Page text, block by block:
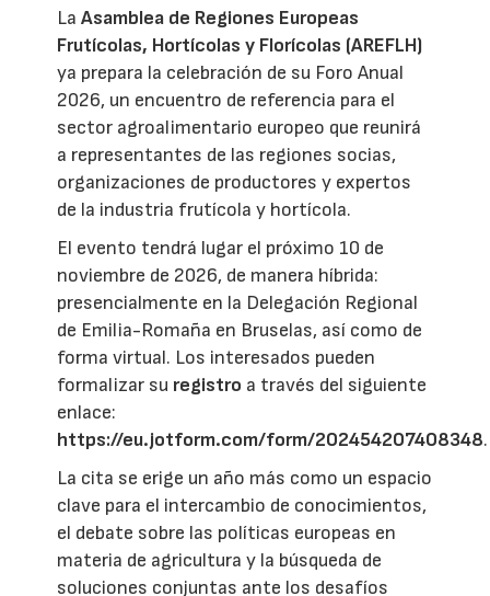
LaAsamblea de Regiones Europeas
Frutícolas, Hortícolas y Florícolas (AREFLH)
ya prepara la celebración de su Foro Anual
2026, un encuentro de referencia para el
sector agroalimentario europeo que reunirá
a representantes de las regiones socias,
organizaciones de productores y expertos
de la industria frutícola y hortícola.
El evento tendrá lugar el próximo 10 de
noviembre de 2026, de manera híbrida:
presencialmente en la Delegación Regional
de Emilia-Romaña en Bruselas, así como de
forma virtual. Los interesados pueden
formalizar su registro a través del siguiente
enlace:
https://eu.jotform.com/form/202454207408348.
La cita se erige un año más como un espacio
clave para el intercambio de conocimientos,
el debate sobre las políticas europeas en
materia de agricultura y la búsqueda de
soluciones conjuntas ante los desafíos